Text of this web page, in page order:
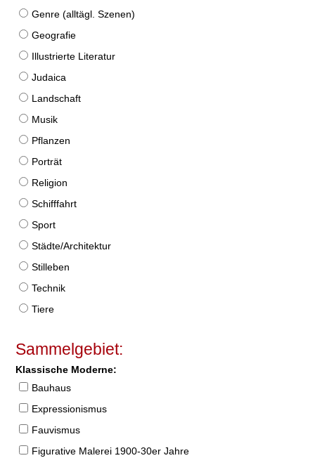
Genre (alltägl. Szenen)
Geografie
Illustrierte Literatur
Judaica
Landschaft
Musik
Pflanzen
Porträt
Religion
Schifffahrt
Sport
Städte/Architektur
Stilleben
Technik
Tiere
Sammelgebiet:
Klassische Moderne:
Bauhaus
Expressionismus
Fauvismus
Figurative Malerei 1900-30er Jahre